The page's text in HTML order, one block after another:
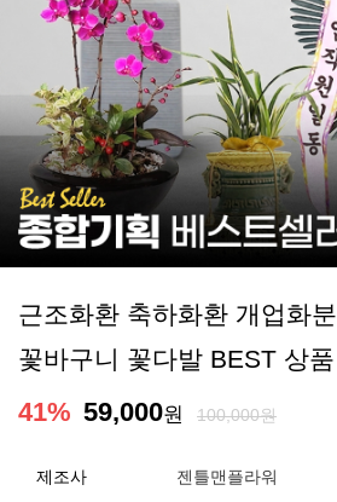
근조화환 축하화환 개업화
꽃바구니 꽃다발 BEST 상
41% 59,000원 100,000원
제조사
젠틀맨플라워